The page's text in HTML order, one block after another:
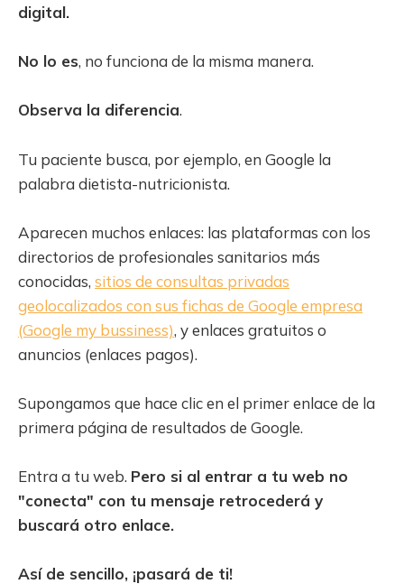
digital.
No lo es, no funciona de la misma manera.
Observa la diferencia.
Tu paciente busca, por ejemplo, en Google la
palabra dietista-nutricionista.
Aparecen muchos enlaces: las plataformas con los
directorios de profesionales sanitarios más
conocidas, sitios de consultas privadas
geolocalizados con sus fichas de Google empresa
(Google my bussiness), y enlaces gratuitos o
anuncios (enlaces pagos).
Supongamos que hace clic en el primer enlace de la
primera página de resultados de Google.
Entra a tu web. Pero si al entrar a tu web no
"conecta" con tu mensaje retrocederá y
buscará otro enlace.
Así de sencillo, ¡pasará de ti!